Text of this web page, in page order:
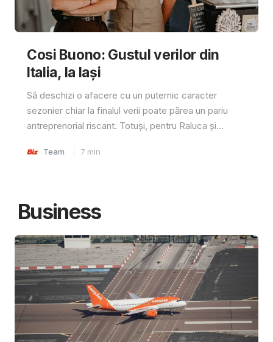
Cosi Buono: Gustul verilor din
Italia, la Iași
Să deschizi o afacere cu un puternic caracter
sezonier chiar la finalul verii poate părea un pariu
antreprenorial riscant. Totuși, pentru Raluca și...
Team 7 min
Business